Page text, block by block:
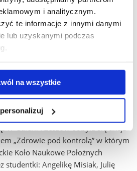
i analitycznym.
te informacje z innymi danymi
lub uzyskanymi podczas
na wszystkie
MARATON ZDROWIA wśród
się w Zespole Szkół
10 maja 2022r.
I LO im. ONZ w Biłgoraju.
Karczmarczyk, Faustyna Kiper
prozdrowotne warsztaty
z I Liceum Ogólnokształcącego
19 maja 2022r
W Galerii Rzeszów odbyła się akcja
„Zdrowie pod kontrolą” w którym
Koło Naukowe Położnych
studentki: Angelikę Misiak, Julię